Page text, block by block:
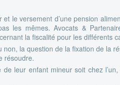
le versement d’une pension
les mêmes. Avocats &
la fiscalité pour les différents
non, la question de la fixation de la
résoudre.
leur enfant mineur soit chez